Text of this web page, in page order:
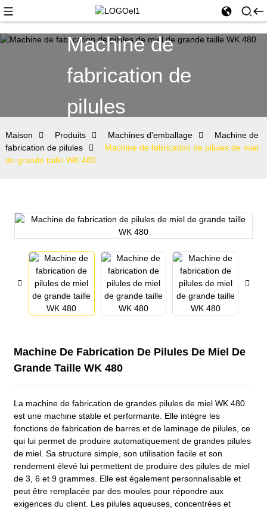
Machine de
fabrication de
pilules
Maison Produits Machines d'emballage
Machine de
fabrication de pilules
Machine de fabrication de pilules de miel
de grande taille WK 480
Machine De Fabrication De Pilules De Miel De
Grande Taille WK 480
La machine de fabrication de grandes pilules de miel WK 480
est une machine stable et performante. Elle intègre les
fonctions de fabrication de barres et de laminage de pilules, ce
qui lui permet de produire automatiquement de grandes pilules
de miel. Sa structure simple, son utilisation facile et son
rendement élevé lui permettent de produire des pilules de miel
de 3, 6 et 9 grammes. Elle est également personnalisable et
peut être remplacée par des moules pour répondre aux
exigences du client. Les pilules aqueuses, concentrées et